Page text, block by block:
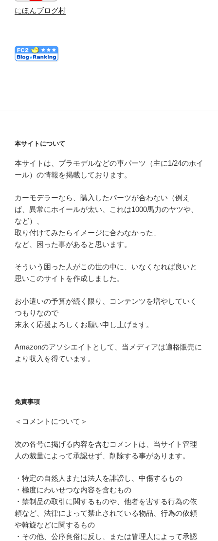
にほんブログ村
本サイトについて
本サイトは、プラモデルなどの車パーツ（主に1/24のホイ
ール）の情報を掲載しております。
カーモデラーなら、購入したパーツが合わない（例え
ば、異常にホイールが太い、これは1000馬力のヤツや、
など）、
取り付けてみたらイメージに合わなかった、
など、困った事があると思います。
そういう困った人がこの世の中に、いなくなれば良いと
思いこのサイトを作成しました。
お小遣いの予算が続く限り、コンテンツを増やしていく
つもりなので
末永く応援よろしくお願い申し上げます。
Amazonのアソシエイトとして、当メディアは適格販売に
より収入を得ています。
免責事項
＜コメントについて＞
次の各号に掲げる内容を含むコメントは、当サイト管理
人の裁量によって承認せず、削除する事があります。
・特定の自然人または法人を誹謗し、中傷するもの
・極度にわいせつな内容を含むもの
・禁制品の取引に関するものや、他者を害する行為の依
頼など、法律によって禁止されている物品、行為の依頼
や斡旋などに関するもの
・その他、公序良俗に反し、または管理人によって承認